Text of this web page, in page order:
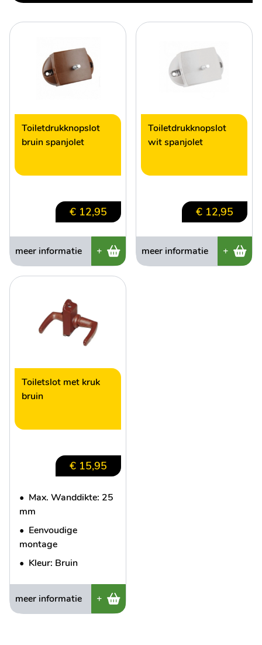
Toiletdrukknopslot
bruin spanjolet
€ 12,95
meer informatie +
Toiletdrukknopslot
wit spanjolet
€ 12,95
meer informatie +
Toiletslot met kruk
bruin
€ 15,95
• Max. Wanddikte: 25
mm
• Eenvoudige
montage
• Kleur: Bruin
meer informatie +